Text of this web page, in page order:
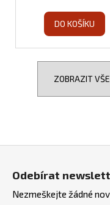
DO KOŠÍKU
ZOBRAZIT
Odebírat
Nezmeškejte žádné